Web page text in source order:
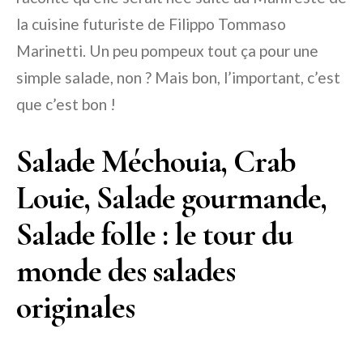
la cuisine futuriste de Filippo Tommaso
Marinetti. Un peu pompeux tout ça pour une
simple salade, non ? Mais bon, l’important, c’est
que c’est bon !
Salade Méchouia, Crab
Louie, Salade gourmande,
Salade folle : le tour du
monde des salades
originales